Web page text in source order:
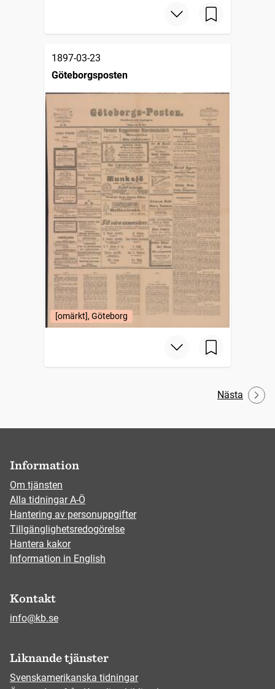
1897-03-23
Göteborgsposten
[omärkt], Göteborg
Nästa
Information
Om tjänsten
Alla tidningar A-Ö
Hantering av personuppgifter
Tillgänglighetsredogörelse
Hantera kakor
Information in English
Kontakt
info@kb.se
Liknande tjänster
Svenskamerikanska tidningar